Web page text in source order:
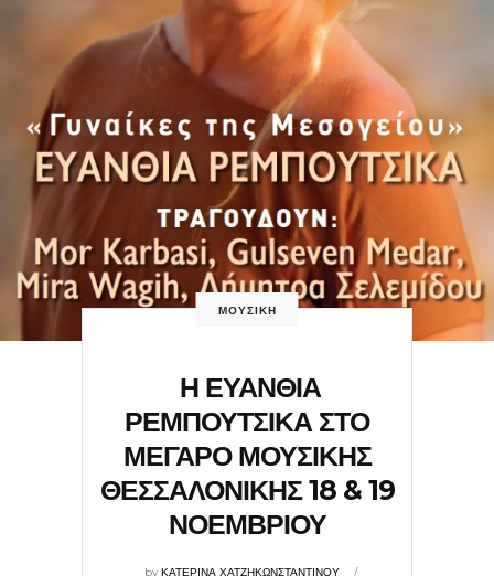
ΜΟΥΣΙΚΗ
Η ΕΥΑΝΘΙΑ
ΡΕΜΠΟΥΤΣΙΚΑ ΣΤΟ
ΜΕΓΑΡΟ ΜΟΥΣΙΚΗΣ
ΘΕΣΣΑΛΟΝΙΚΗΣ 18 & 19
ΝΟΕΜΒΡΙΟΥ
byΚΑΤΕΡΙΝΑ ΧΑΤΖΗΚΩΝΣΤΑΝΤΙΝΟΥ